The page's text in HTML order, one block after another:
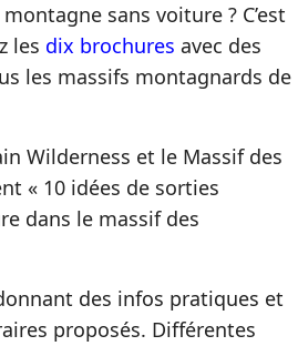
sans voiture ? C’est
les dix brochures avec des
les massifs montagnards de
Wilderness et le Massif des
« 10 idées de sorties
dans le massif des
des infos pratiques et
proposés. Différentes